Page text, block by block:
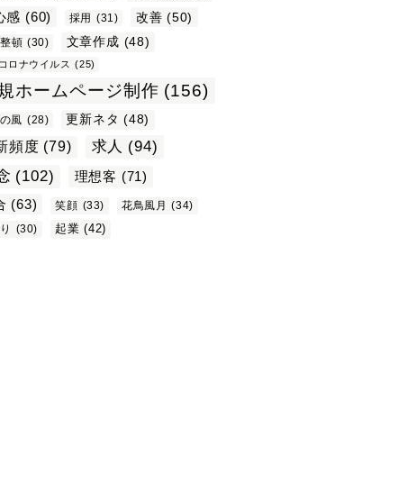
感 (60) 採用 (31) 改善 (50)
頓 (30) 文章作成 (48)
ロナウイルス (25)
ホームページ制作 (156)
風 (28) 更新ネタ (48)
頻度 (79) 求人 (94)
(102) 理想客 (71)
(63) 笑顔 (33) 花鳥風月 (34)
(30) 起業 (42)